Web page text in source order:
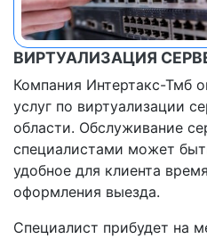
ВИРТУАЛИЗАЦИЯ
Компания Интертакс-Тмб
услуг по виртуализации
области. Обслуживание
специалистами может
удобное для клиента
оформления выезда.
Специалист прибудет на